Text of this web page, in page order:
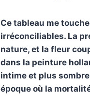
Ce tableau me
irréconciliables. La
nature, et la fleur
dans la peinture
intime et plus
époque où la